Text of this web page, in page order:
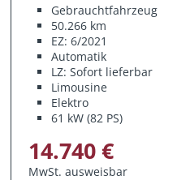
Gebrauchtfahrzeug
50.266 km
EZ: 6/2021
Automatik
LZ: Sofort lieferbar
Limousine
Elektro
61 kW (82 PS)
14.740 €
MwSt. ausweisbar